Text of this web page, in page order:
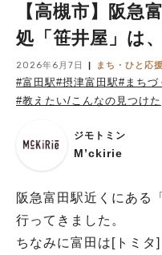
【高槻市】阪急
処「笹井屋」は
2026年6月7日 まち・ひと応援
#富田駅#摂津富田駅#まちづ
#教えたい/こんなの見つけた
ジモトミン
M’ckirie
阪急富田駅近くにある
行ってきました。
ちなみに富田は[トミタ